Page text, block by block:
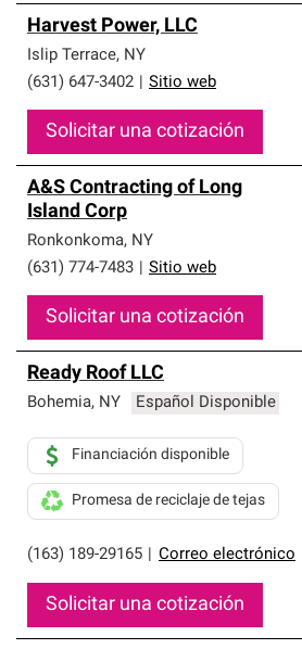
Harvest Power, LLC
Islip Terrace, NY
(631) 647-3402
Sitio web
Solicitar una cotización
A&S Contracting of Long
Island Corp
Ronkonkoma, NY
(631) 774-7483
Sitio web
Solicitar una cotización
Ready Roof LLC
Bohemia, NY Español Disponible
(163) 189-29165 Correo electrónico
Financiación disponible
Promesa de reciclaje de tejas
Solicitar una cotización